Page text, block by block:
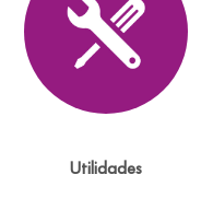
Utilidades